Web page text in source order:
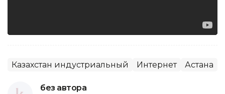
Казахстан индустриальный Интернет Астана
без автора